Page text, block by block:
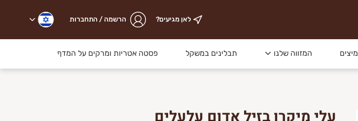
לאן מגיעים? הרשמה / התחברות
מיצים המזווה שלנו תבלינים במשקל פסטה אטריות ומרקים על המדף